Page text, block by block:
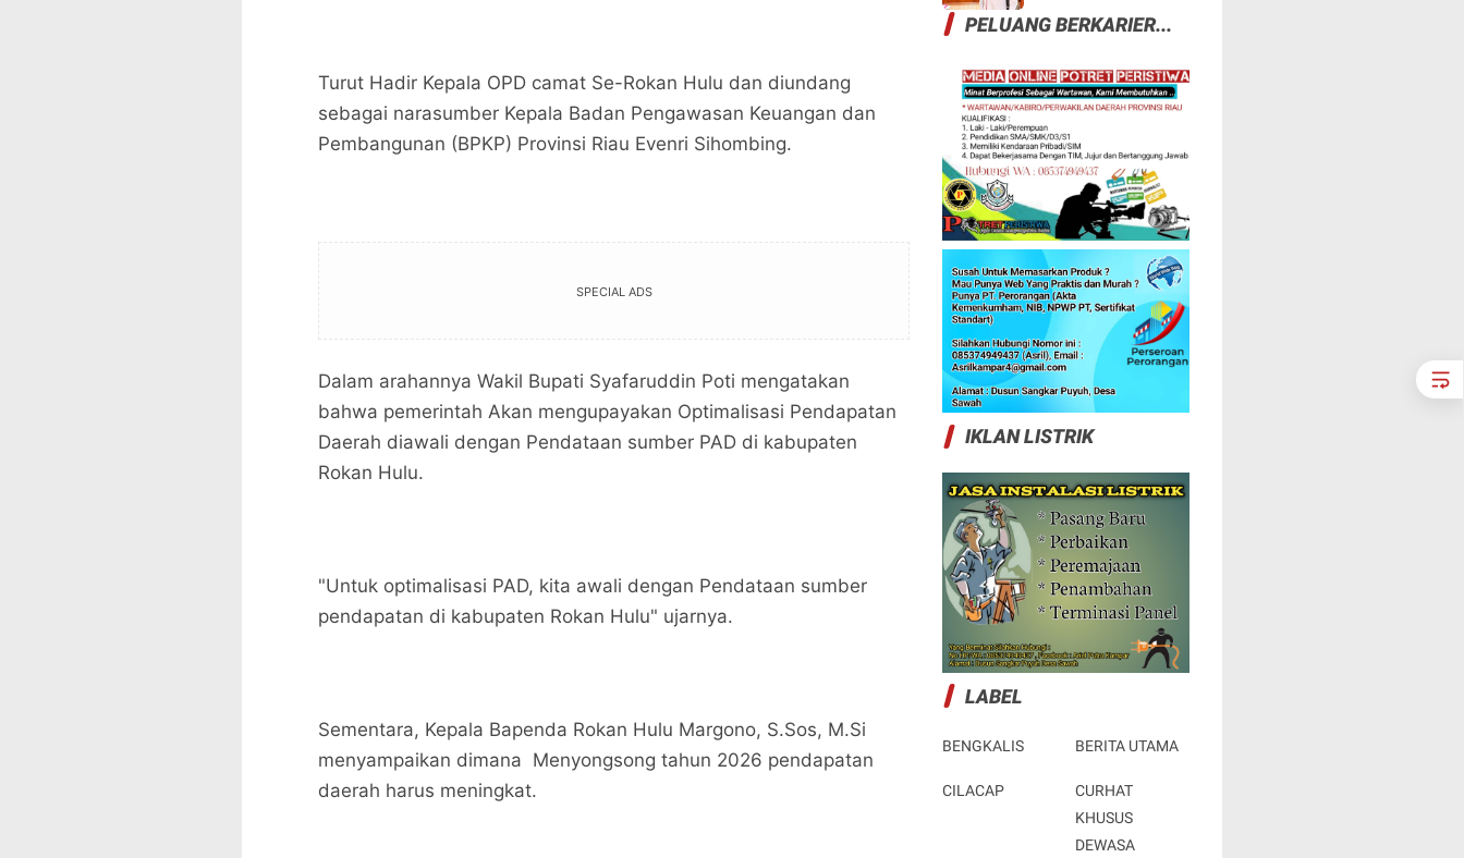
Turut Hadir Kepala OPD camat Se-Rokan Hulu dan diundang
sebagai narasumber Kepala Badan Pengawasan Keuangan dan
Pembangunan (BPKP) Provinsi Riau Evenri Sihombing.
SPECIAL ADS
Dalam arahannya Wakil Bupati Syafaruddin Poti mengatakan
bahwa pemerintah Akan mengupayakan Optimalisasi Pendapatan
Daerah diawali dengan Pendataan sumber PAD di kabupaten
Rokan Hulu.
"Untuk optimalisasi PAD, kita awali dengan Pendataan sumber
pendapatan di kabupaten Rokan Hulu" ujarnya.
Sementara, Kepala Bapenda Rokan Hulu Margono, S.Sos, M.Si
menyampaikan dimana Menyongsong tahun 2026 pendapatan
daerah harus meningkat.
Abal -Abal
PELUANG BERKARIER...
IKLAN LISTRIK
LABEL
BENGKALIS BERITA UTAMA
CILACAP
CURHAT
KHUSUS
DEWASA